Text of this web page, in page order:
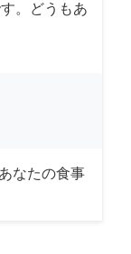
。どうもあ
なたの食事